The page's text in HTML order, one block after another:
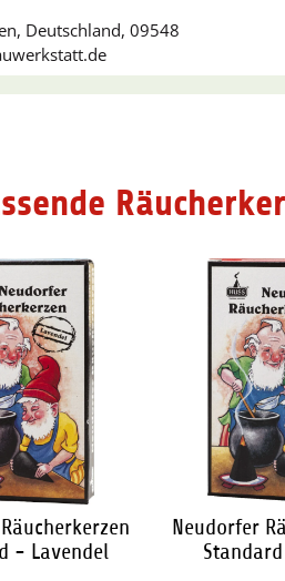
Deutschland, 09548
- Lavendel
Neudorfer